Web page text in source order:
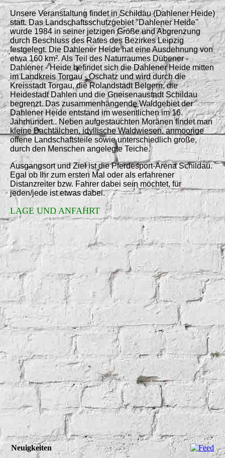
Unsere Veranstaltung findet in Schildau (Dahlener Heide)
statt. Das Landschaftsschutzgebiet "Dahlener Heide"
wurde 1984 in seiner jetzigen Größe und Abgrenzung
durch Beschluss des Rates des Bezirkes Leipzig
festgelegt. Die Dahlener Heide hat eine Ausdehnung von
etwa 160 km². Als Teil des Naturraumes Dübener -
Dahlener - Heide befindet sich die Dahlener Heide mitten
im Landkreis Torgau - Oschatz und wird durch die
Kreisstadt Torgau, die Rolandstadt Belgern, die
Heidestadt Dahlen und die Gneisenaustadt Schildau
begrenzt. Das zusammenhängende Waldgebiet der
Dahlener Heide entstand im wesentlichen im 16.
Jahrhundert.. Neben aufgestauchten Moränen findet man
kleine Bachtälchen, idyllische Waldwiesen, anmoorige
offene Landschaftsteile sowie unterschiedlich große,
durch den Menschen angelegte Teiche.
Ausgangsort und Ziel ist die Pferdesport-Arena Schildau.
Egal ob Ihr zum ersten Mal oder als erfahrener
Distanzreiter bzw. Fahrer dabei sein möchtet, für
jeden/jede ist etwas dabei.
LAGE UND ANFAHRT
Neuigkeiten